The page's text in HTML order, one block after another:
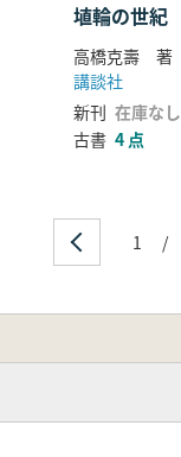
埴輪の世紀
高橋克壽 著
講談社
新刊 在庫なし
古書 4 点
1 /